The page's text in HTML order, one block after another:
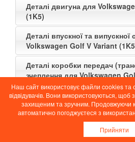
Деталі двигуна для
(1K5)
Деталі впускної та
Volkswagen Golf V Variant
Деталі коробки передач
зчеплення для Volkswagen
Деталі передньої та задньої
Volkswagen Golf V Variant
Деталі рульового
Наш сайт використовує файли cookies та
відвідувачів. Вони використовуються,
захищеним та зручним. Продовжуючи
автоматично погоджуєтеся з
Прийняти